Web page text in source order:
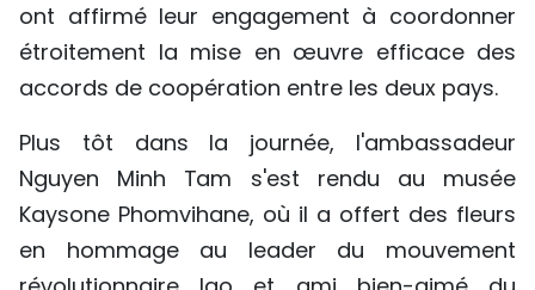
ont affirmé leur engagement à coordonner
étroitement la mise en œuvre efficace des
accords de coopération entre les deux pays.
Plus tôt dans la journée, l'ambassadeur
Nguyen Minh Tam s'est rendu au musée
Kaysone Phomvihane, où il a offert des fleurs
en hommage au leader du mouvement